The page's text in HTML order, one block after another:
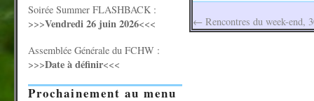
← Rencontres du week-end,
Soirée Summer FLASHBACK :
>>>Vendredi 26 juin 2026<<<
Assemblée Générale du FCHW :
>>>Date à définir<<<
Prochainement au menu